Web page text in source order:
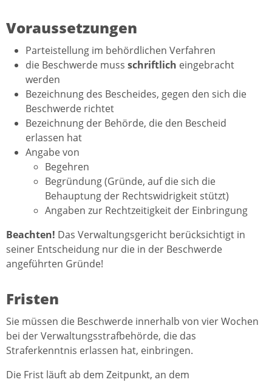
Voraussetzungen
Parteistellung im behördlichen Verfahren
die Beschwerde muss schriftlich eingebracht
werden
Bezeichnung des Bescheides, gegen den sich die
Beschwerde richtet
Bezeichnung der Behörde, die den Bescheid
erlassen hat
Angabe von
Begehren
Begründung (Gründe, auf die sich die
Behauptung der Rechtswidrigkeit stützt)
Angaben zur Rechtzeitigkeit der Einbringung
Beachten! Das Verwaltungsgericht berücksichtigt in
seiner Entscheidung nur die in der Beschwerde
angeführten Gründe!
Fristen
Sie müssen die Beschwerde innerhalb von vier Wochen
bei der Verwaltungsstrafbehörde, die das
Straferkenntnis erlassen hat, einbringen.
Die Frist läuft ab dem Zeitpunkt, an dem